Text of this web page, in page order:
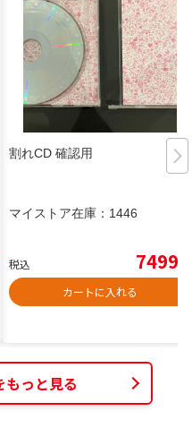
割れCD 確認用
マイストア在庫： 1446
税込 7499
カートに入れる
もっと見る